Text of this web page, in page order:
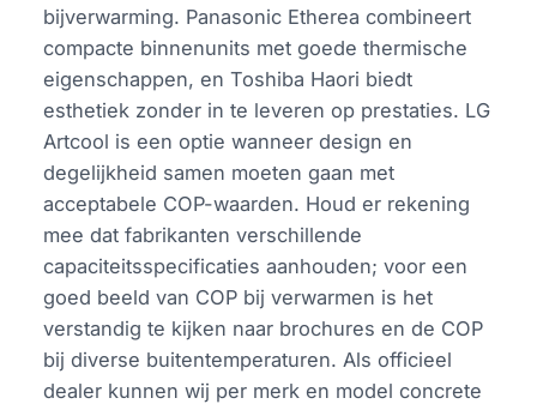
bijverwarming. Panasonic Etherea combineert
compacte binnenunits met goede thermische
eigenschappen, en Toshiba Haori biedt
esthetiek zonder in te leveren op prestaties. LG
Artcool is een optie wanneer design en
degelijkheid samen moeten gaan met
acceptabele COP-waarden. Houd er rekening
mee dat fabrikanten verschillende
capaciteitsspecificaties aanhouden; voor een
goed beeld van COP bij verwarmen is het
verstandig te kijken naar brochures en de COP
bij diverse buitentemperaturen. Als officieel
dealer kunnen wij per merk en model concrete